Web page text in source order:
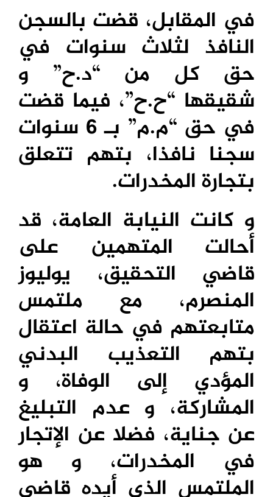
في المقابل، قضت بالسجن
النافذ لثلاث سنوات في
حق كل من “د.ح” و
شقيقها “ح.ح”، فيما قضت
في حق “م.م” بـ 6 سنوات
سجنا نافذا، بتهم تتعلق
بتجارة المخدرات.
و كانت النيابة العامة، قد
أحالت المتهمين على
قاضي التحقيق، يوليوز
المنصرم، مع ملتمس
متابعتهم في حالة اعتقال
بتهم التعذيب البدني
المؤدي إلى الوفاة، و
المشاركة، و عدم التبليغ
عن جناية، فضلا عن الإتجار
في المخدرات، و هو
الملتمس الذي أيده قاضي